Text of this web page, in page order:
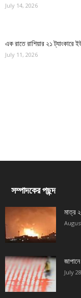
July 14, 2026
এক রাতে রাশিয়ার ২১ ট্যাংকারে
July 11, 2026
সম্পাদকের পছন্দ
মাত্র
July